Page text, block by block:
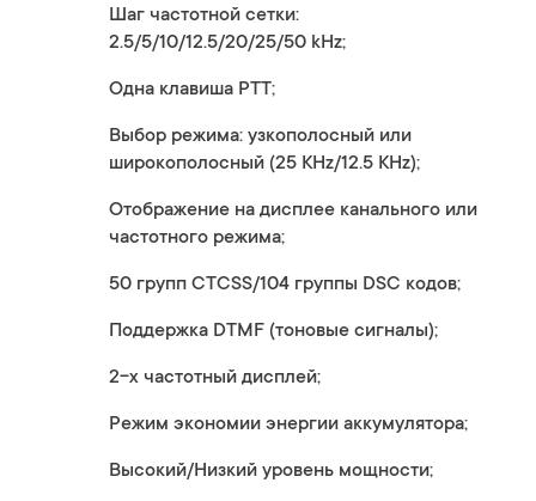
Шаг частотной сетки:
2.5/5/10/12.5/20/25/50 kHz;
Одна клавиша PTT;
Выбор режима: узкополосный или
широкополосный (25 KHz/12.5 KHz);
Отображение на дисплее канального или
частотного режима;
50 групп CTСSS/104 группы DSC кодов;
Поддержка DTMF (тоновые сигналы);
2-х частотный дисплей;
Режим экономии энергии аккумулятора;
Высокий/Низкий уровень мощности;